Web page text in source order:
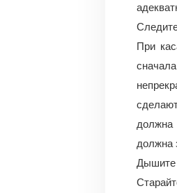
При
должна
должна
Дышите